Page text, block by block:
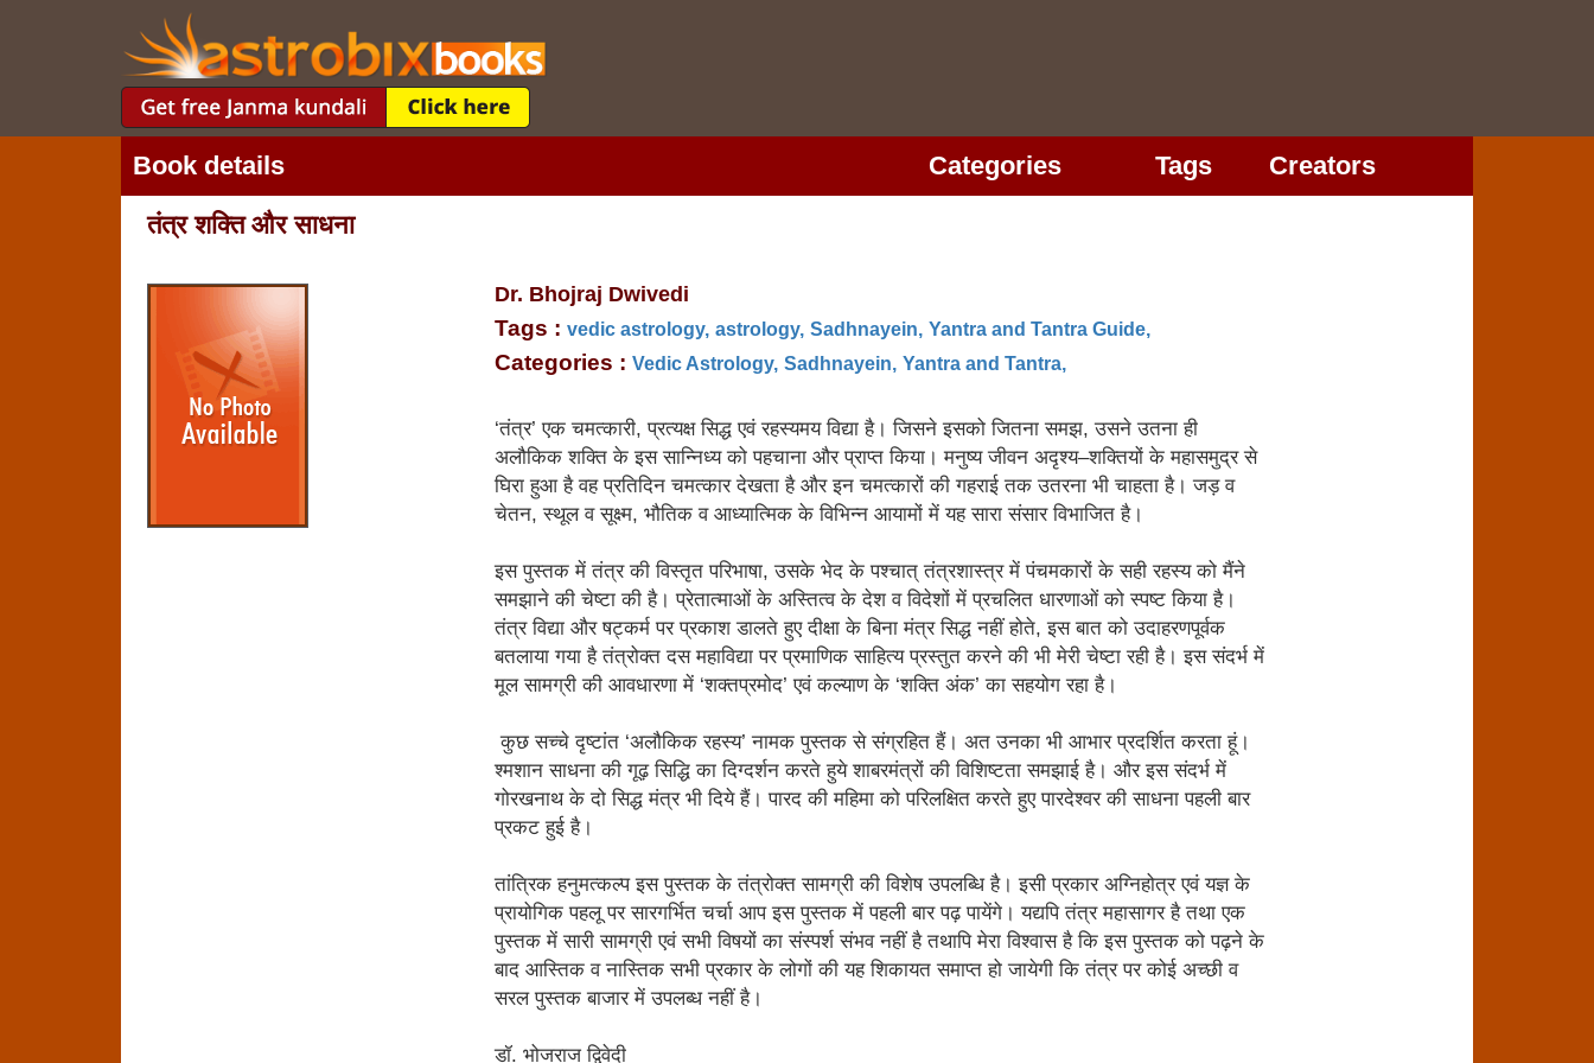
Book details Categories Tags
Creators
तंत्र शक्ति और साधना
Dr. Bhojraj Dwivedi
Tags : vedic astrology, astrology, Sadhnayein, Yantra and Tantra Guide,
Categories : Vedic Astrology, Sadhnayein, Yantra and Tantra,
‘तंत्र’ एक चमत्‍कारी, प्रत्‍यक्ष सिद्ध एवं रहस्‍यमय विद्या है। जिसने इसको जितना समझ, उसने उतना ही
अलौकिक शक्ति के इस सान्निध्‍य को पहचाना और प्राप्‍त किया। मनुष्‍य जीवन अदृश्‍य–शक्तियों के महासमुद्र से
घिरा हुआ है वह प्रतिदिन चमत्‍कार देखता है और इन चमत्‍कारों की गहराई तक उतरना भी चाहता है। जड़ व
चेतन, स्‍थूल व सूक्ष्‍म, भौतिक व आध्‍यात्मिक के विभिन्‍न आयामों में यह सारा संसार विभाजित है।
इस पुस्‍तक में तंत्र की विस्‍तृत परिभाषा, उसके भेद के पश्‍चात् तंत्रशास्‍त्र में पंचमकारों के सही रहस्‍य को मैंने
समझाने की चेष्‍टा की है। प्रेतात्‍माओं के अस्तित्‍व के देश व विदेशों में प्रचलित धारणाओं को स्‍पष्‍ट किया है।
तंत्र विद्या और षट्कर्म पर प्रकाश डालते हुए दीक्षा के बिना मंत्र सिद्ध नहीं होते, इस बात को उदाहरणपूर्वक
बतलाया गया है तंत्रोक्‍त दस महाविद्या पर प्रमाणिक साहित्‍य प्रस्‍तुत करने की भी मेरी चेष्‍टा रही है। इस संदर्भ में
मूल सामग्री की आवधारणा में ‘शक्‍तप्रमोद’ एवं कल्‍याण के ‘शक्ति अंक’ का सहयोग रहा है।
कुछ सच्‍चे दृष्‍टांत ‘अलौकिक रहस्‍य’ नामक पुस्‍तक से संग्रहित हैं। अत उनका भी आभार प्रदर्शित करता हूं।
श्‍मशान साधना की गूढ़ सिद्धि का दिग्‍दर्शन करते हुये शाबरमंत्रों की विशिष्‍टता समझाई है। और इस संदर्भ में
गोरखनाथ के दो सिद्ध मंत्र भी दिये हैं। पारद की महिमा को परिलक्षित करते हुए पारदेश्‍वर की साधना पहली बार
प्रकट हुई है।
तांत्रिक हनुमत्‍कल्‍प इस पुस्‍तक के तंत्रोक्‍त सामग्री की विशेष उपलब्धि है। इसी प्रकार अग्निहोत्र एवं यज्ञ के
प्रायोगिक पहलू पर सारगर्भित चर्चा आप इस पुस्‍तक में पहली बार पढ़ पायेंगे। यद्यपि तंत्र महासागर है तथा एक
पुस्‍तक में सारी सामग्री एवं सभी विषयों का संस्‍पर्श संभव नहीं है तथापि मेरा विश्‍वास है कि इस पुस्‍तक को पढ़ने के
बाद आस्तिक व नास्तिक सभी प्रकार के लोगों की यह शिकायत समाप्‍त हो जायेगी कि तंत्र पर कोई अच्‍छी व
सरल पुस्‍तक बाजार में उपलब्‍ध नहीं है।
डॉ. भोजराज द्विवेदी